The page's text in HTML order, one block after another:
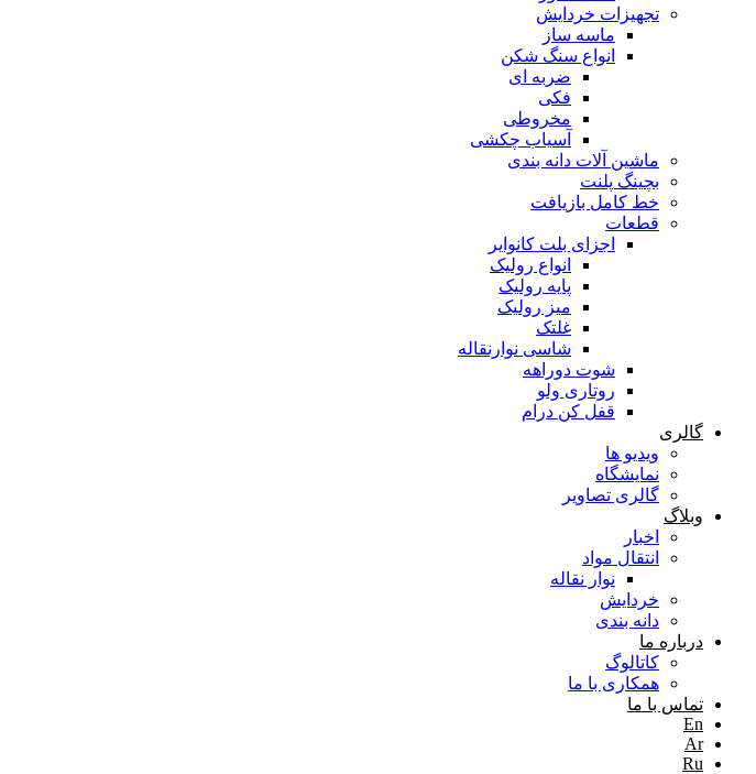
تجهیزات خردایش
ماسه ساز
انواع سنگ شکن
ضربه ای
فکی
مخروطی
آسیاب چکشی
ماشین آلات دانه بندی
بچینگ پلنت
خط کامل بازیافت
قطعات
اجزای بلت کانوایر
انواع رولیک
پایه رولیک
میز رولیک
غلتک
شاسی نوارنقاله
شوت دوراهه
روتاری ولو
قفل کن درام
گالری
ویدیو ها
نمایشگاه
گالری تصاویر
وبلاگ
اخبار
انتقال مواد
نوار نقاله
خردایش
دانه بندی
درباره ما
کاتالوگ
همکاری با ما
تماس با ما
En
Ar
Ru